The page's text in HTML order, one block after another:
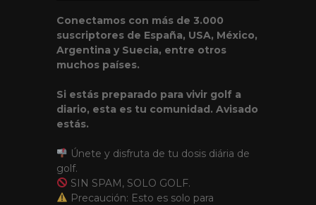
Conectamos con más de 3.000
suscriptores de España, USA, México,
Argentina y Suecia, entre otros
muchos países.
Si estás preparado para vivir golf a
diario, esta es tu comunidad. Avisado
estás.
Únete y disfruta de tu dosis diária de
golf.
SIN SPAM, SOLO GOLF.
Precaución: Esto es solo para